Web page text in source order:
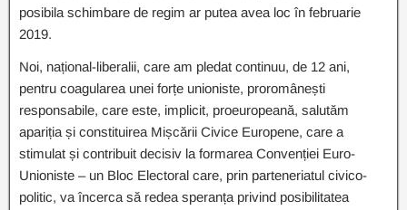
posibila schimbare de regim ar putea avea loc în februarie
2019.
Noi, național-liberalii, care am pledat continuu, de 12 ani,
pentru coagularea unei forțe unioniste, proromânești
responsabile, care este, implicit, proeuropeană, salutăm
apariția și constituirea Mișcării Civice Europene, care a
stimulat și contribuit decisiv la formarea Convenției Euro-
Unioniste – un Bloc Electoral care, prin parteneriatul civico-
politic, va încerca să redea speranța privind posibilitatea